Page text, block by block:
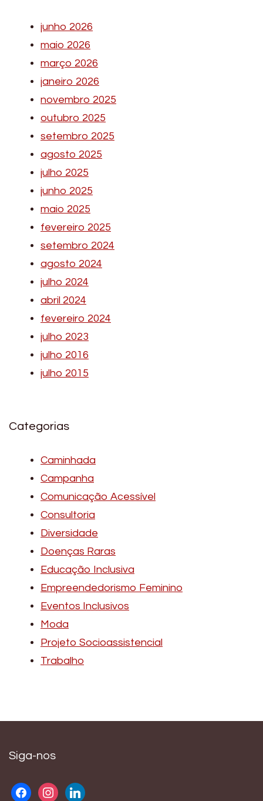
junho 2026
maio 2026
março 2026
janeiro 2026
novembro 2025
outubro 2025
setembro 2025
agosto 2025
julho 2025
junho 2025
maio 2025
fevereiro 2025
setembro 2024
agosto 2024
julho 2024
abril 2024
fevereiro 2024
julho 2023
julho 2016
julho 2015
Categorias
Caminhada
Campanha
Comunicação Acessível
Consultoria
Diversidade
Doenças Raras
Educação Inclusiva
Empreendedorismo Feminino
Eventos Inclusivos
Moda
Projeto Socioassistencial
Trabalho
Siga-nos
facebookinstagram
linkedin